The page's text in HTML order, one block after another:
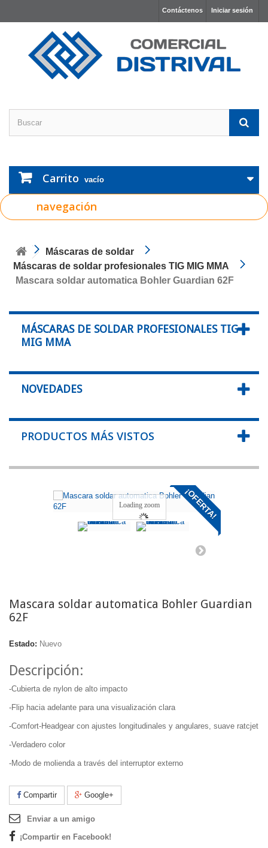
Iniciar sesión
Contáctenos
Carrito vacío
navegación
Máscaras de soldar
Máscaras de soldar profesionales TIG MIG MMA
Mascara soldar automatica Bohler Guardian 62F
MÁSCARAS DE SOLDAR PROFESIONALES TIG
MIG MMA
NOVEDADES
PRODUCTOS MÁS VISTOS
¡OFERTA!
Loading zoom
Mascara soldar automatica Bohler Guardian
62F
Estado: Nuevo
Descripción:
-Cubierta de nylon de alto impacto
-Flip hacia adelante para una visualización clara
-Comfort-Headgear con ajustes longitudinales y angulares, suave ratcjet
-Verdadero color
-Modo de molienda a través del interruptor externo
Compartir Google+
Enviar a un amigo
¡Compartir en Facebook!